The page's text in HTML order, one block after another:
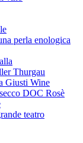
perla enologica
Thurgau
Giusti Wine
DOC Rosè
teatro